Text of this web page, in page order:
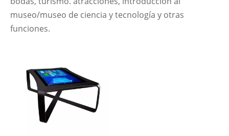
museo/museo de ciencia y tecnología y otras
funciones.